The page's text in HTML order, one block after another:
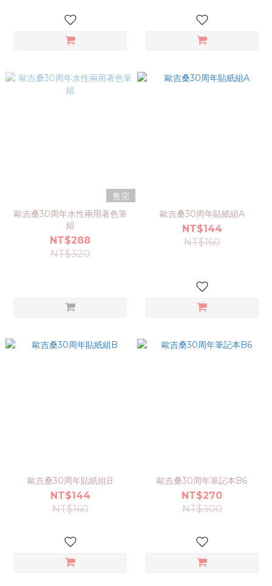
售完
歐吉桑30周年水性兩用著色筆
組
NT$288
NT$320
歐吉桑30周年貼紙組A
NT$144
NT$160
歐吉桑30周年貼紙組B
NT$144
NT$160
歐吉桑30周年筆記本B6
NT$270
NT$300